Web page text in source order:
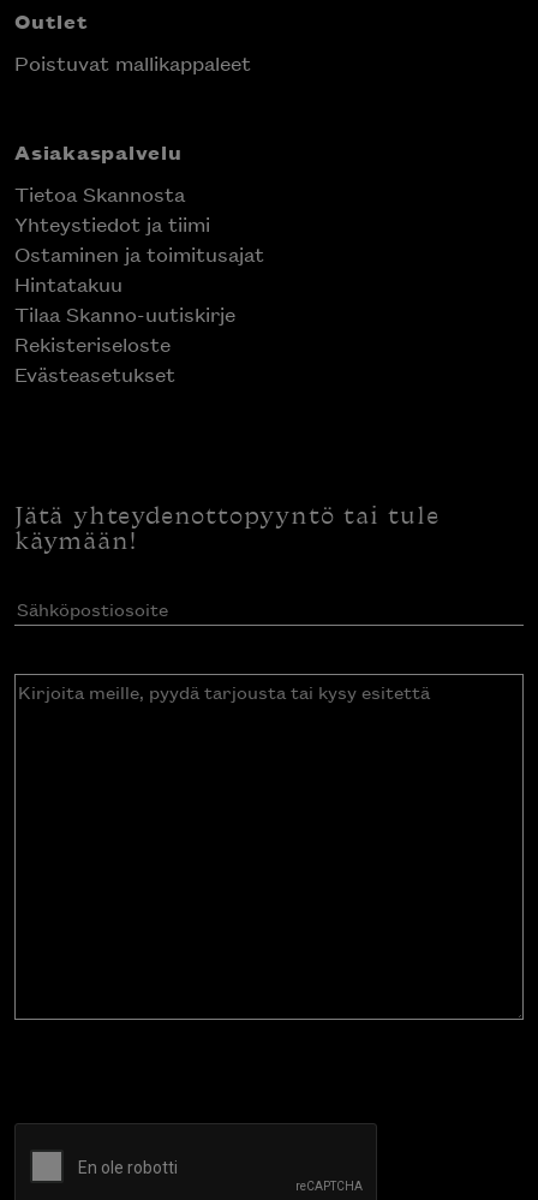
Outlet
Poistuvat mallikappaleet
Asiakaspalvelu
Tietoa Skannosta
Yhteystiedot ja tiimi
Ostaminen ja toimitusajat
Hintatakuu
Tilaa Skanno-uutiskirje
Rekisteriseloste
Evästeasetukset
Jätä yhteydenottopyyntö tai tule
käymään!
Sähköpostiosoite(Pakollinen)
Kirjoita